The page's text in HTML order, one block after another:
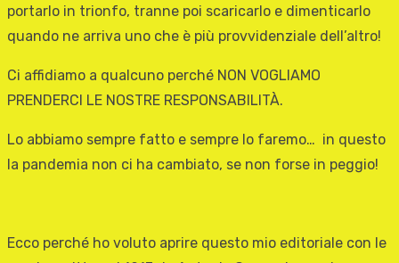
portarlo in trionfo, tranne poi scaricarlo e dimenticarlo
quando ne arriva uno che è più provvidenziale dell’altro!
Ci affidiamo a qualcuno perché NON VOGLIAMO
PRENDERCI LE NOSTRE RESPONSABILITÀ.
Lo abbiamo sempre fatto e sempre lo faremo… in questo
la pandemia non ci ha cambiato, se non forse in peggio!
Ecco perché ho voluto aprire questo mio editoriale con le